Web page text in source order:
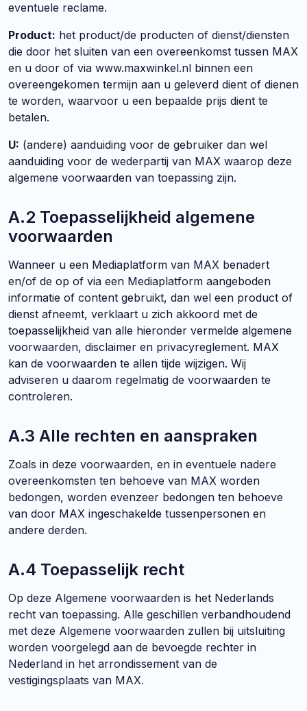
eventuele reclame.
Product: het product/de producten of dienst/diensten
die door het sluiten van een overeenkomst tussen MAX
en u door of via www.maxwinkel.nl binnen een
overeengekomen termijn aan u geleverd dient of dienen
te worden, waarvoor u een bepaalde prijs dient te
betalen.
U: (andere) aanduiding voor de gebruiker dan wel
aanduiding voor de wederpartij van MAX waarop deze
algemene voorwaarden van toepassing zijn.
A.2 Toepasselijkheid algemene
voorwaarden
Wanneer u een Mediaplatform van MAX benadert
en/of de op of via een Mediaplatform aangeboden
informatie of content gebruikt, dan wel een product of
dienst afneemt, verklaart u zich akkoord met de
toepasselijkheid van alle hieronder vermelde algemene
voorwaarden, disclaimer en privacyreglement. MAX
kan de voorwaarden te allen tijde wijzigen. Wij
adviseren u daarom regelmatig de voorwaarden te
controleren.
A.3 Alle rechten en aanspraken
Zoals in deze voorwaarden, en in eventuele nadere
overeenkomsten ten behoeve van MAX worden
bedongen, worden evenzeer bedongen ten behoeve
van door MAX ingeschakelde tussenpersonen en
andere derden.
A.4 Toepasselijk recht
Op deze Algemene voorwaarden is het Nederlands
recht van toepassing. Alle geschillen verbandhoudend
met deze Algemene voorwaarden zullen bij uitsluiting
worden voorgelegd aan de bevoegde rechter in
Nederland in het arrondissement van de
vestigingsplaats van MAX.